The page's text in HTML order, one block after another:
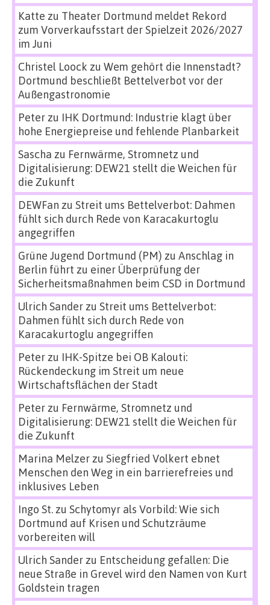
Katte zu Theater Dortmund meldet Rekord
zum Vorverkaufsstart der Spielzeit 2026/2027
im Juni
Christel Loock zu Wem gehört die Innenstadt?
Dortmund beschließt Bettelverbot vor der
Außengastronomie
Peterzu IHK Dortmund: Industrie klagt über
hohe Energiepreise und fehlende Planbarkeit
Sascha zu Fernwärme, Stromnetz und
Digitalisierung: DEW21 stellt die Weichen für
die Zukunft
DEWFan zu Streit ums Bettelverbot: Dahmen
fühlt sich durch Rede von Karacakurtoglu
angegriffen
Grüne Jugend Dortmund (PM) zu Anschlag in
Berlin führt zu einer Überprüfung der
Sicherheitsmaßnahmen beim CSD in Dortmund
Ulrich Sanderzu Streit ums Bettelverbot:
Dahmen fühlt sich durch Rede von
Karacakurtoglu angegriffen
Peterzu IHK-Spitze bei OB Kalouti:
Rückendeckung im Streit um neue
Wirtschaftsflächen der Stadt
Peterzu Fernwärme, Stromnetz und
Digitalisierung: DEW21 stellt die Weichen für
die Zukunft
Marina Melzerzu Siegfried Volkert ebnet
Menschen den Weg in ein barrierefreies und
inklusives Leben
Ingo St.zu Schytomyr als Vorbild: Wie sich
Dortmund auf Krisen und Schutzräume
vorbereiten will
Ulrich Sanderzu Entscheidung gefallen: Die
neue Straße in Grevel wird den Namen von Kurt
Goldstein tragen